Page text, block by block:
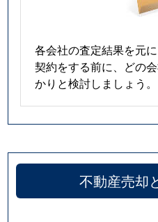
各会社の査定結果を元に
契約をする前に、どの
かりと検討しましょう。
不動産売却